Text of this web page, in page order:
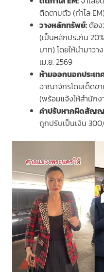
ติดตามตัว (กำไล
วางหลักทรัพย์:ต้อง
(เป็นหลักประกัน
บาท) โดยให้นำมาว
เม.ย. 2569
ห้ามออกนอกประเท
อาณาจักรโดยเด็ดข
(พร้อมแจ้งให้สำนักง
ค่าปรับหากผิดสัญ
ถูกปรับเป็นเงิน